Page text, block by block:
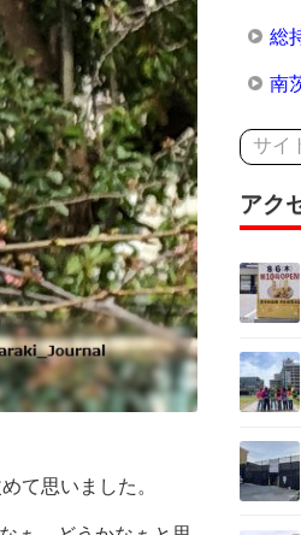
て思いました。
総
南
アク